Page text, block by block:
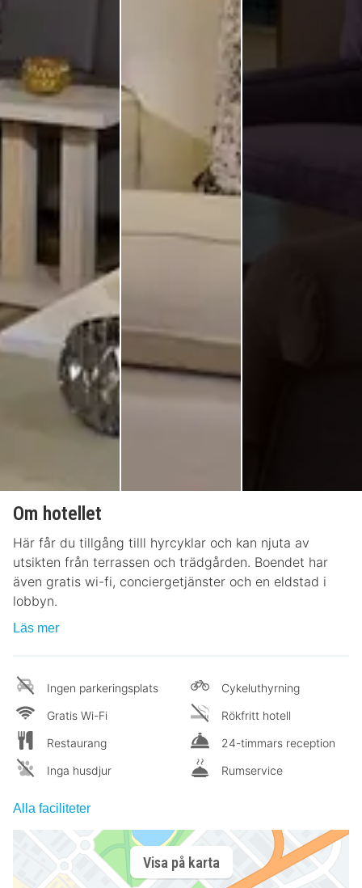
Om hotellet
Här får du tillgång tilll hyrcyklar och kan njuta av
utsikten från terrassen och trädgården. Boendet har
även gratis wi-fi, conciergetjänster och en eldstad i
lobbyn.
Läs mer
Ingen parkeringsplats
Gratis Wi-Fi
Restaurang
Inga husdjur
Cykeluthyrning
Rökfritt hotell
24-timmars reception
Rumservice
Alla faciliteter
Visa på karta